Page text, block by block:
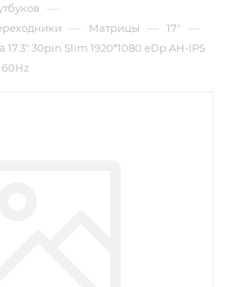
—
— Матрицы — 17" —
30pin Slim 1920*1080 eDp AH-IPS
60Hz